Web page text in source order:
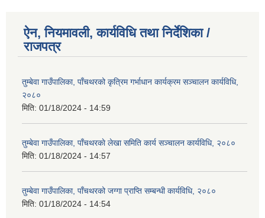
ऐन, नियमावली, कार्यविधि तथा निर्देशिका /
राजपत्र
तुम्बेवा गाउँपालिका, पाँचथरको कृत्रिम गर्भाधान कार्यक्रम सञ्चालन कार्यविधि,
२०८०
मिति: 01/18/2024 - 14:59
तुम्बेवा गाउँपालिका, पाँचथरकाे लेखा समिति कार्य सञ्चालन कार्यविधि, २०८०
मिति: 01/18/2024 - 14:57
तुम्बेवा गाउँपालिका, पाँचथरको जग्गा प्राप्ति सम्बन्धी कार्यविधि, २०८०
मिति: 01/18/2024 - 14:54